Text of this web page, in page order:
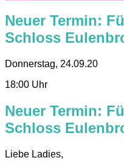
Neuer Termin:
Schloss
Donnerstag, 24.09.20
18:00 Uhr
Neuer Termin:
Schloss
Liebe Ladies,